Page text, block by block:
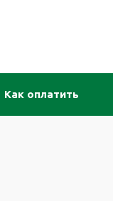
Как оплатить